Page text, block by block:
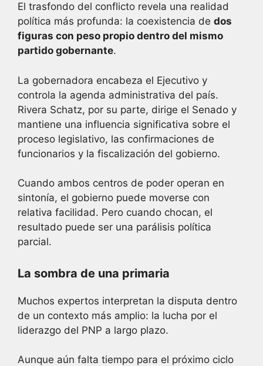
El trasfondo del conflicto revela una realidad
política más profunda: la coexistencia de dos
figuras con peso propio dentro del mismo
partido gobernante.
La gobernadora encabeza el Ejecutivo y
controla la agenda administrativa del país.
Rivera Schatz, por su parte, dirige el Senado y
mantiene una influencia significativa sobre el
proceso legislativo, las confirmaciones de
funcionarios y la fiscalización del gobierno.
Cuando ambos centros de poder operan en
sintonía, el gobierno puede moverse con
relativa facilidad. Pero cuando chocan, el
resultado puede ser una parálisis política
parcial.
La sombra de una primaria
Muchos expertos interpretan la disputa dentro
de un contexto más amplio: la lucha por el
liderazgo del PNP a largo plazo.
Aunque aún falta tiempo para el próximo ciclo